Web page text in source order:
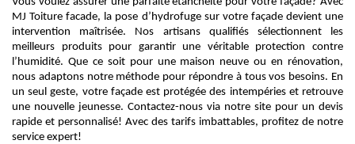
MJ Toiture facade, la pose d’hydrofuge sur votre façade devient une
intervention maîtrisée. Nos artisans qualifiés sélectionnent les
meilleurs produits pour garantir une véritable protection contre
l’humidité. Que ce soit pour une maison neuve ou en rénovation,
nous adaptons notre méthode pour répondre à tous vos besoins. En
un seul geste, votre façade est protégée des intempéries et retrouve
une nouvelle jeunesse. Contactez-nous via notre site pour un devis
rapide et personnalisé! Avec des tarifs imbattables, profitez de notre
service expert!